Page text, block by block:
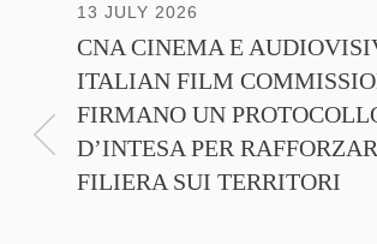
13 JULY 2026
CNA CINEMA E
ITALIAN FILM
FIRMANO UN
D’INTESA PER
FILIERA SUI TERRITORI